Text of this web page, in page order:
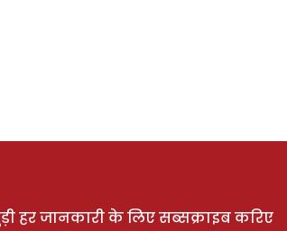
हर जानकारी के लिए सब्सक्राइब करिए